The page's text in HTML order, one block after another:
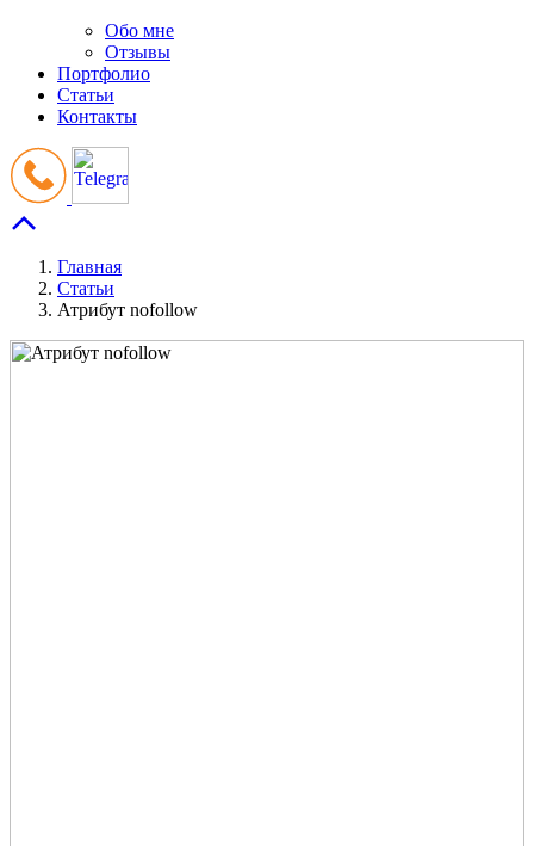
Обо мне
Отзывы
Портфолио
Статьи
Контакты
Главная
Статьи
Атрибут nofollow